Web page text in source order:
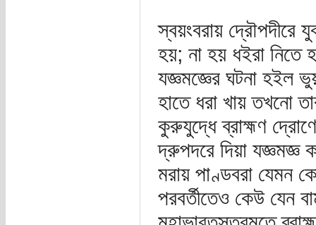
স্বয়ংবরায় দ্রৌপদীরে
হয়; না হয় ধইরা নিতে
যজ্ঞমজ্ঞের ঘটনা
হাতে ধরা খায় তখনো
কুরুযুদ্ধে ব্রাহ্মণ
দ্রুপদরে দিয়া যজ্ঞমজ্ঞ
মরায় পাণ্ডবরা যেমন
পরবর্তীতেও কেউ যেন